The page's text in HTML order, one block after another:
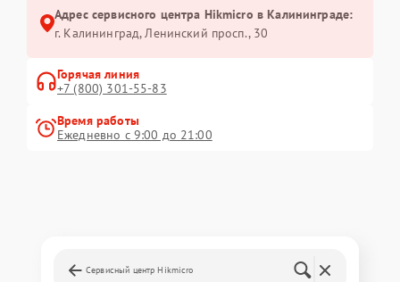
Адрес сервисного центра Hikmicro в Калининграде:
г. Калининград, Ленинский просп., 30
Горячая линия
+7 (800) 301-55-83
Время работы
Ежедневно с 9:00 до 21:00
Сервисный центр Hikmicro